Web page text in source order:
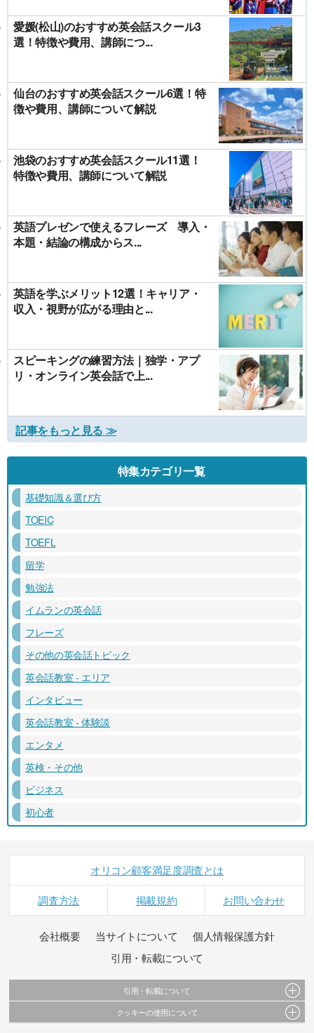
愛媛(松山)のおすすめ英会話スクール3
選！特徴や費用、講師につ...
仙台のおすすめ英会話スクール6選！特
徴や費用、講師について解説
池袋のおすすめ英会話スクール11選！
特徴や費用、講師について解説
英語プレゼンで使えるフレーズ 導入・
本題・結論の構成からス...
英語を学ぶメリット12選！キャリア・
収入・視野が広がる理由と...
スピーキングの練習方法｜独学・アプ
リ・オンライン英会話で上...
記事をもっと見る ≫
特集カテゴリ一覧
基礎知識＆選び方
TOEIC
TOEFL
留学
勉強法
イムランの英会話
フレーズ
その他の英会話トピック
英会話教室 - エリア
インタビュー
英会話教室 - 体験談
エンタメ
英検・その他
ビジネス
初心者
オリコン顧客満足度調査とは
調査方法 掲載規約 お問い合わせ
会社概要 当サイトについて
個人情報保護方針
引用・転載について
引用・転載について
当サイトで公開されている情報（文字、写真、イラスト、画像データ等）及びこれらの配
クッキーの使用について